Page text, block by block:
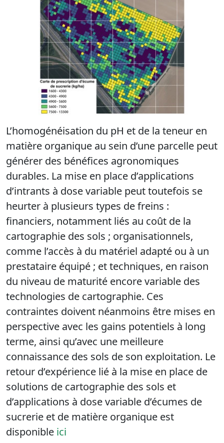
L’homogénéisation du pH et de la teneur en
matière organique au sein d’une parcelle peut
générer des bénéfices agronomiques
durables. La mise en place d’applications
d’intrants à dose variable peut toutefois se
heurter à plusieurs types de freins :
financiers, notamment liés au coût de la
cartographie des sols ; organisationnels,
comme l’accès à du matériel adapté ou à un
prestataire équipé ; et techniques, en raison
du niveau de maturité encore variable des
technologies de cartographie. Ces
contraintes doivent néanmoins être mises en
perspective avec les gains potentiels à long
terme, ainsi qu’avec une meilleure
connaissance des sols de son exploitation. Le
retour d’expérience lié à la mise en place de
solutions de cartographie des sols et
d’applications à dose variable d’écumes de
sucrerie et de matière organique est
disponible ici